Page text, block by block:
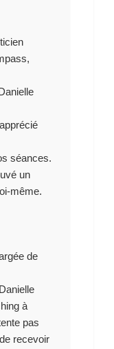
séances.
un
même.
de
à
pas
recevoir